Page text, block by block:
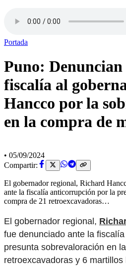
Portada
Puno:
fiscalía al
Hancco por la
en la compra de
• 05/09/2024
Compartir:
El gobernador regional, Richard
ante la fiscalía anticorrupción por la
compra de 21 retroexcavadoras…
El gobernador regional,
fue denunciado ante la
presunta sobrevaloración en
retroexcavadoras y 6 martillos